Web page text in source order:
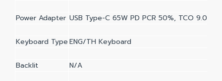
Power Adapter USB Type-C 65W PD PCR 50%, TCO 9.0
Keyboard TypeENG/TH Keyboard
Backlit N/A